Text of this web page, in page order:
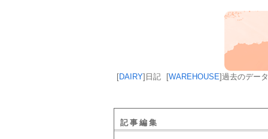
[DAIRY] 日記 [WAREHOUSE]過去のデータ
記事編集